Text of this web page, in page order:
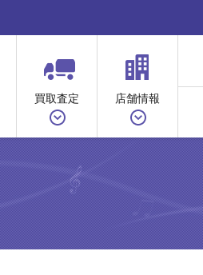
買取査定 店舗情報